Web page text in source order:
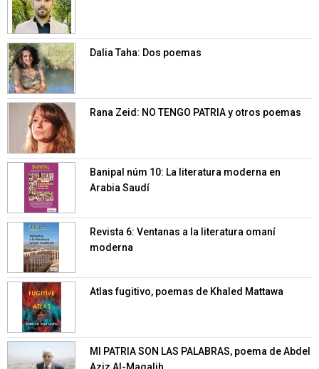
Dalia Taha: Dos poemas
Rana Zeid: NO TENGO PATRIA y otros poemas
Banipal núm 10: La literatura moderna en
Arabia Saudí
Revista 6: Ventanas a la literatura omaní
moderna
Atlas fugitivo, poemas de Khaled Mattawa
MI PATRIA SON LAS PALABRAS, poema de Abdel